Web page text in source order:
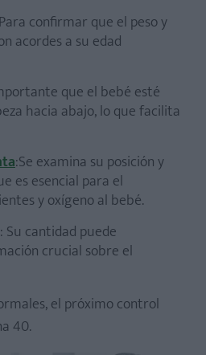
confirmar que el peso y
acordes a su edad
que el bebé esté
hacia abajo, lo que facilita
:Se examina su posición y
es esencial para el
y oxígeno al bebé.
: Su cantidad puede
crucial sobre el
el próximo control
40.